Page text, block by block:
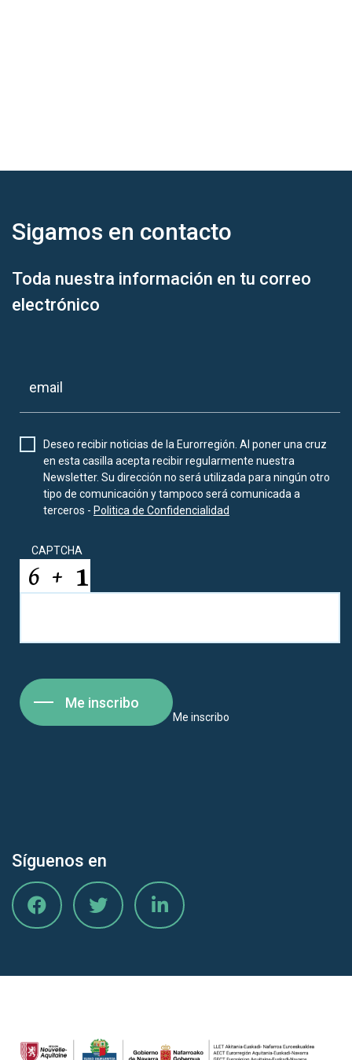
Sigamos en contacto
Toda nuestra información en tu correo
electrónico
Deseo recibir noticias de la Eurorregión. Al poner una cruz
en esta casilla acepta recibir regularmente nuestra
Newsletter. Su dirección no será utilizada para ningún otro
tipo de comunicación y tampoco será comunicada a
terceros - Politica de Confidencialidad
CAPTCHA
Me inscribo
Me inscribo
Síguenos en